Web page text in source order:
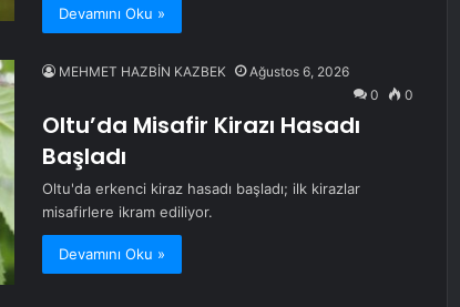
Devamını Oku »
MEHMET HAZBİN KAZBEK
Ağustos 6, 2026
0
0
Oltu’da Misafir Kirazı Hasadı
Başladı
Oltu'da erkenci kiraz hasadı başladı; ilk kirazlar
misafirlere ikram ediliyor.
Devamını Oku »